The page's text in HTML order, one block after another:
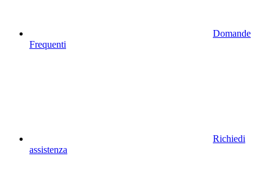
Domande
Frequenti
Richiedi
assistenza